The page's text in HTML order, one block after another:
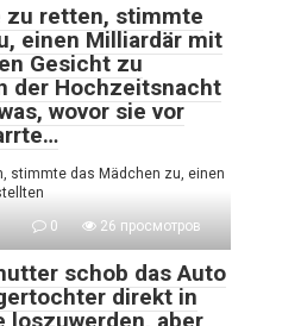
zu retten, stimmte
einen Milliardär mit
Gesicht zu
der Hochzeitsnacht
wovor sie vor
stimmte das Mädchen zu, einen
0 26 просмотров
schob das Auto
direkt in
loszuwerden, aber